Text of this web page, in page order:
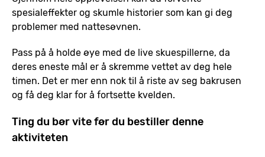
spesialeffekter og skumle historier som kan gi deg
problemer med nattesøvnen.
Pass på å holde øye med de live skuespillerne, da
deres eneste mål er å skremme vettet av deg hele
timen. Det er mer enn nok til å riste av seg bakrusen
og få deg klar for å fortsette kvelden.
Ting du bør vite før du bestiller denne
aktiviteten